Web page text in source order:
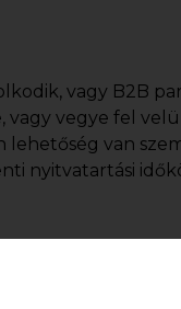
vagy B2B
vegye fel
van
nyitvatartási